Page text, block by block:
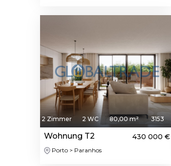
2 Zimmer 2 WC 80,00 m² 3153
Wohnung T2 430 000 €
Porto > Paranhos